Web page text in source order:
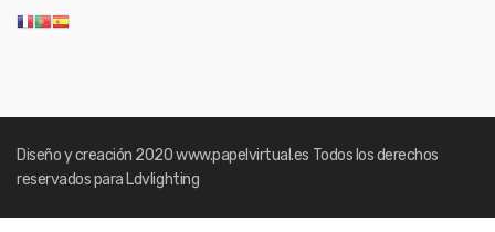
Diseño y creación 2020www.papelvirtual.es Todos los derechos
reservados para Ldvlighting